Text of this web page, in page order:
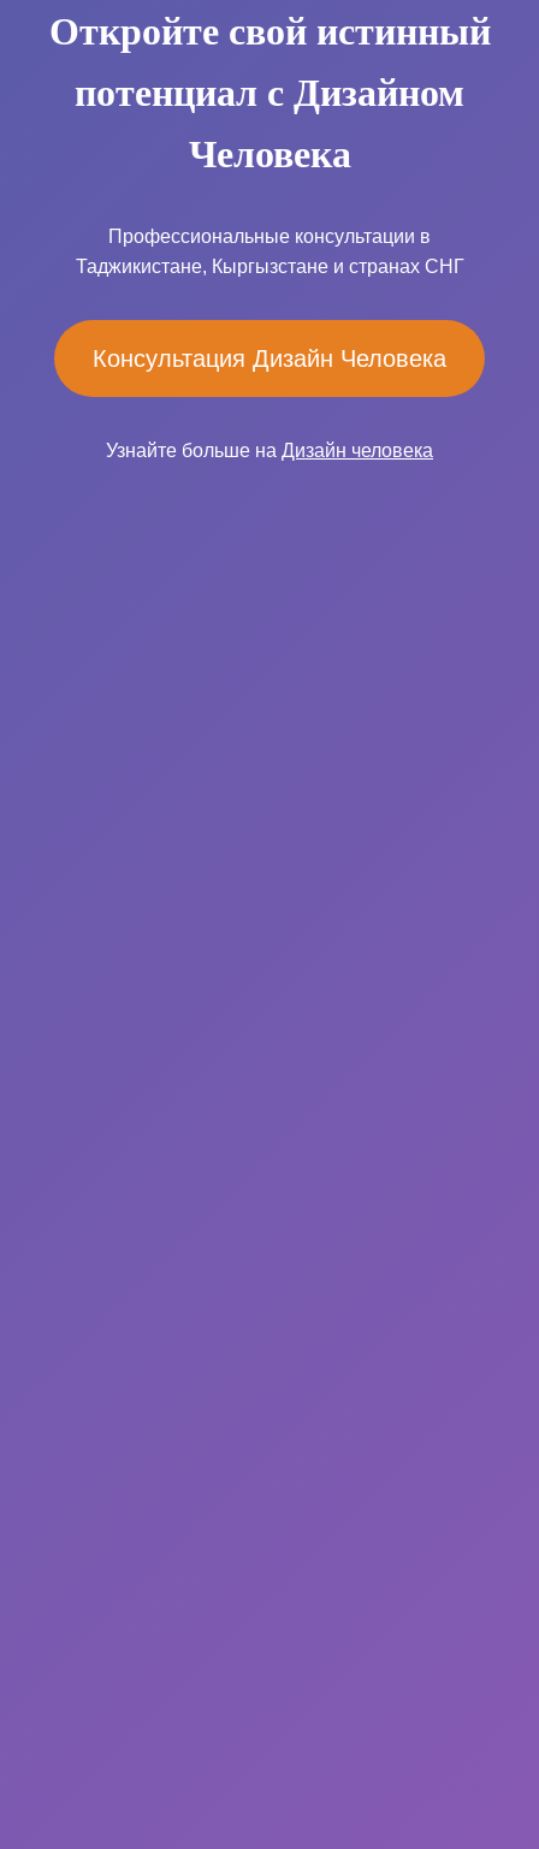
Откройте свой истинный
потенциал с Дизайном
Человека
Профессиональные консультации в
Таджикистане, Кыргызстане и странах СНГ
Консультация Дизайн Человека
Узнайте больше на Дизайн человека